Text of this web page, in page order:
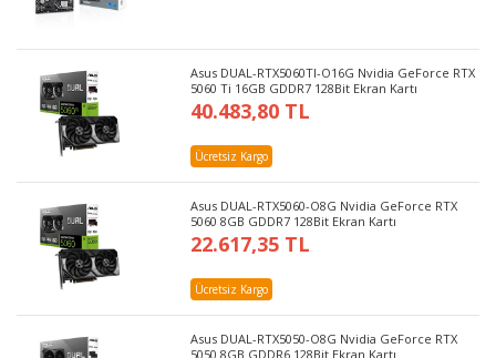
Asus DUAL-RTX5060TI-O16G Nvidia GeForce RTX
5060 Ti 16GB GDDR7 128Bit Ekran Kartı
40.483,80 TL
Ücretsiz Kargo
Asus DUAL-RTX5060-O8G Nvidia GeForce RTX
5060 8GB GDDR7 128Bit Ekran Kartı
22.617,35 TL
Ücretsiz Kargo
Asus DUAL-RTX5050-O8G Nvidia GeForce RTX
5050 8GB GDDR6 128Bit Ekran Kartı